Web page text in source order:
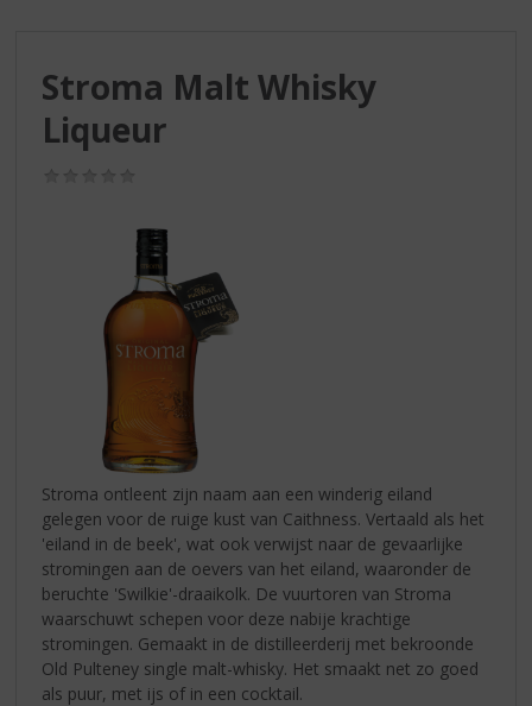
Stroma Malt Whisky
Liqueur
Stroma ontleent zijn naam aan een winderig eiland
gelegen voor de ruige kust van Caithness. Vertaald als het
'eiland in de beek', wat ook verwijst naar de gevaarlijke
stromingen aan de oevers van het eiland, waaronder de
beruchte 'Swilkie'-draaikolk. De vuurtoren van Stroma
waarschuwt schepen voor deze nabije krachtige
stromingen. Gemaakt in de distilleerderij met bekroonde
Old Pulteney single malt-whisky. Het smaakt net zo goed
als puur, met ijs of in een cocktail.